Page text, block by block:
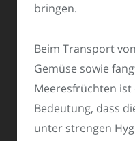
bringen.
Beim Transport
Gemüse sowie
Meeresfrüchten
Bedeutung, dass
unter strengen